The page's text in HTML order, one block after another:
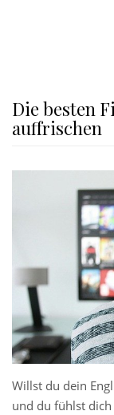
Die besten
auffrischen
Willst du dein
und du fühlst